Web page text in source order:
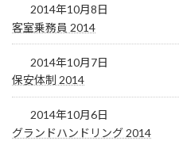
2014年10月8日
客室乗務員 2014
2014年10月7日
保安体制 2014
2014年10月6日
グランドハンドリング 2014